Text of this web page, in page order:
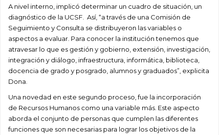
A nivel interno, implicó determinar un cuadro de situación, un
diagnóstico de la UCSF. Así, “a través de una Comisión de
Seguimiento y Consulta se distribuyeron las variables o
aspectos a evaluar. Para conocer la institución tenemos que
atravesar lo que es gestión y gobierno, extensión, investigación,
integración y diálogo, infraestructura, informática, biblioteca,
docencia de grado y posgrado, alumnos y graduados”, explicita
Dona.
Una novedad en este segundo proceso, fue la incorporación
de Recursos Humanos como una variable más. Este aspecto
aborda el conjunto de personas que cumplen las diferentes
funciones que son necesarias para lograr los objetivos de la